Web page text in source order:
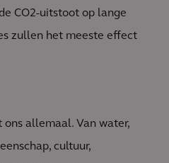
CO2-uitstoot op lange
zullen het meeste effect
allemaal. Van water,
cultuur,